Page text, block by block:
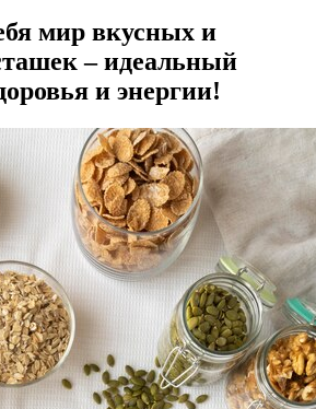
мир вкусных и
– идеальный
и энергии!